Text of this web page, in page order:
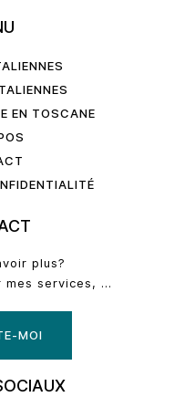
EN TOSCANE
plus?
mes services, …
MOI